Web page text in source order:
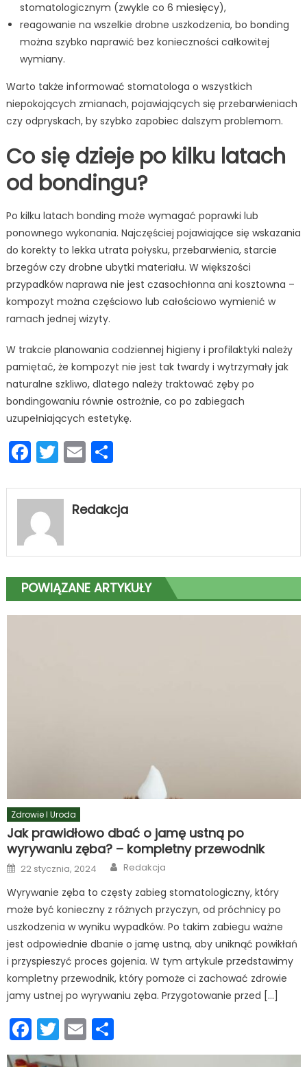
stomatologicznym (zwykle co 6 miesięcy),
reagowanie na wszelkie drobne uszkodzenia, bo bonding
można szybko naprawić bez konieczności całkowitej
wymiany.
Warto także informować stomatologa o wszystkich
niepokojących zmianach, pojawiających się przebarwieniach
czy odpryskach, by szybko zapobiec dalszym problemom.
Co się dzieje po kilku latach
od bondingu?
Po kilku latach bonding może wymagać poprawki lub
ponownego wykonania. Najczęściej pojawiające się wskazania
do korekty to lekka utrata połysku, przebarwienia, starcie
brzegów czy drobne ubytki materiału. W większości
przypadków naprawa nie jest czasochłonna ani kosztowna –
kompozyt można częściowo lub całościowo wymienić w
ramach jednej wizyty.
W trakcie planowania codziennej higieny i profilaktyki należy
pamiętać, że kompozyt nie jest tak twardy i wytrzymały jak
naturalne szkliwo, dlatego należy traktować zęby po
bondingowaniu równie ostrożnie, co po zabiegach
uzupełniających estetykę.
Facebook
Twitter
EmailPodziel
Redakcja
POWIĄZANE ARTYKUŁY
Zdrowie I Uroda
Jak prawidłowo dbać o jamę ustną po
wyrywaniu zęba? – kompletny przewodnik
Posted
on
22 stycznia, 2024 Author
Redakcja
Wyrywanie zęba to częsty zabieg stomatologiczny, który
może być konieczny z różnych przyczyn, od próchnicy po
uszkodzenia w wyniku wypadków. Po takim zabiegu ważne
jest odpowiednie dbanie o jamę ustną, aby uniknąć powikłań
i przyspieszyć proces gojenia. W tym artykule przedstawimy
kompletny przewodnik, który pomoże ci zachować zdrowie
jamy ustnej po wyrywaniu zęba. Przygotowanie przed […]
Facebook
Twitter
Email
się